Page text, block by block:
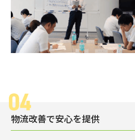
物流改善で安心を提供